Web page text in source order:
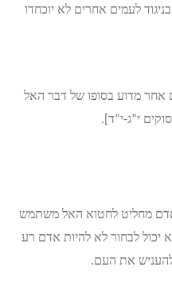
לעמים אחרים לא יוכחדו
מדוע בסופו של דבר האל
י”ג-י”ד].
מחליט לחטוא האל משתמש
יכול לבחור לא להיות אדם רע
את העם.